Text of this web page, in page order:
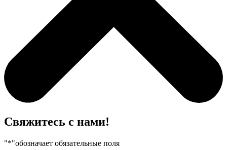
Свяжитесь с нами!
"*"обозначает обязательные поля